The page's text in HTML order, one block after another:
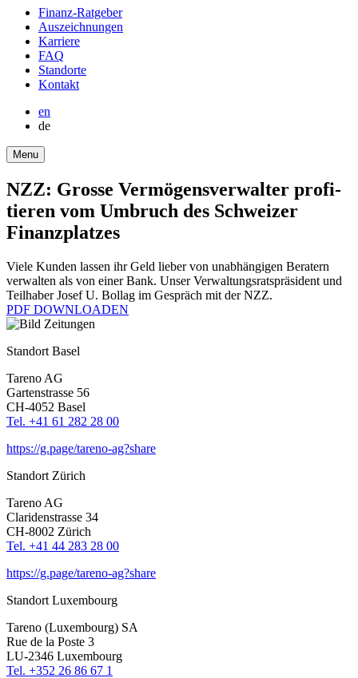
round-
bottom
Finanz-Ratgeber
Auszeich­nungen
Karriere
FAQ
Stand­orte
Kontakt
en
de
Menu
NZZ: Grosse Vermö­gens­ver­walter profi­
tieren vom Umbruch des Schweizer
Finanz­platzes
Viele Kunden lassen ihr Geld lieber von unabhän­gigen Beratern
verwalten als von einer Bank. Unser Verwal­tungs­rats­prä­si­dent und
Teilhaber Josef U. Bollag im Gespräch mit der NZZ.
PDF DOWNLOADEN
Standort Basel
Tareno AG
Garten­strasse 56
CH-4052 Basel
Tel. +41 61 282 28 00
https://g.page/tareno-ag?share
Standort Zürich
Tareno AG
Clari­den­strasse 34
CH-8002 Zürich
Tel. +41 44 283 28 00
https://g.page/tareno-ag?share
Standort Luxem­bourg
Tareno (Luxem­bourg) SA
Rue de la Poste 3
LU-2346 Luxem­bourg
Tel. +352 26 86 67 1